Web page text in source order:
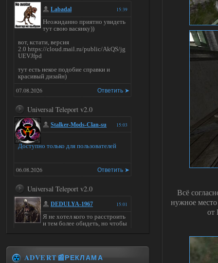
Всё
нужное
от
15:39
Labadal
Неожиданно приятно увидеть
тут свою васянку))
вот, кстати, версия
2.0 https://cloud.mail.ru/public/AkQS/jg
UEVJfpd
тут есть некое подобие справки и
красивый дизайн)
Ответить ➤
07.08.2026
Universal Teleport v2.0
15:03
Stalker-Mods-Clan-su
Доступно только для пользователей
Ответить ➤
06.08.2026
Universal Teleport v2.0
15:01
DEDULYA-1967
Я не хотел кого то расстроить
и тем более обидеть, но чтобы
Ответить ➤
06.08.2026
ADVERT📰РЕКЛАМА